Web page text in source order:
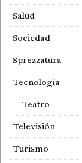
Salud
Sociedad
Sprezzatura
Tecnología
Teatro
Televisión
Turismo